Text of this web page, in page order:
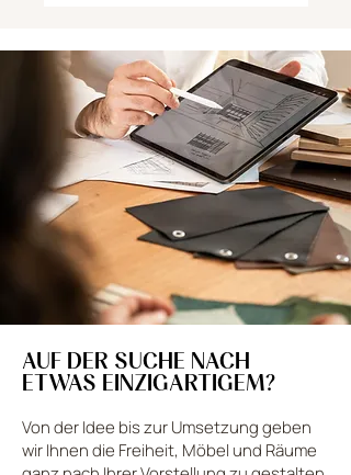
AUF DER SUCHE NACH
ETWAS EINZIGARTIGEM?
Von der Idee bis zur Umsetzung geben
wir Ihnen die Freiheit, Möbel und Räume